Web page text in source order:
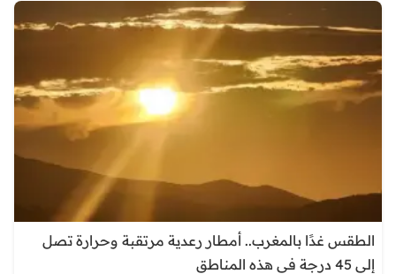
الطقس غدًا بالمغرب.. أمطار رعدية مرتقبة وحرارة تصل
إلى 45 درجة في هذه المناطق